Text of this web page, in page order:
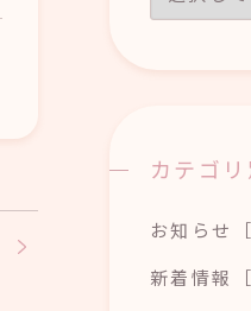
カテゴ
お知らせ
新着情報［